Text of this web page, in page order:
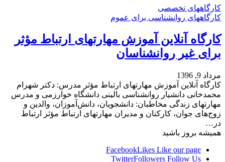
کارگاههای تخصصی
کارگاههای روانشناسی برای عموم
کارگاه آنلاین آموزش مهارتهای ارتباط مؤثر
برای غیر روانشناسان
مرداد 9, 1396
کارگاه آنلاین آموزش مهارتهای ارتباط مؤثر مدرس: دکتر شهرام
محمدخانی دانشیار روانشناسی بالینی دانشگاه خوارزمی و مدرس
مهارتهای زندگی مخاطبان: دانشجویان، دانش‌آموزان، والدین و
زوج‌های جوان، کارکنان و مدیران مهارتهای ارتباط مؤثر ارتباط
در…
همیشه بروز باشید
FacebookLikes Like our page
TwitterFollowers Follow Us